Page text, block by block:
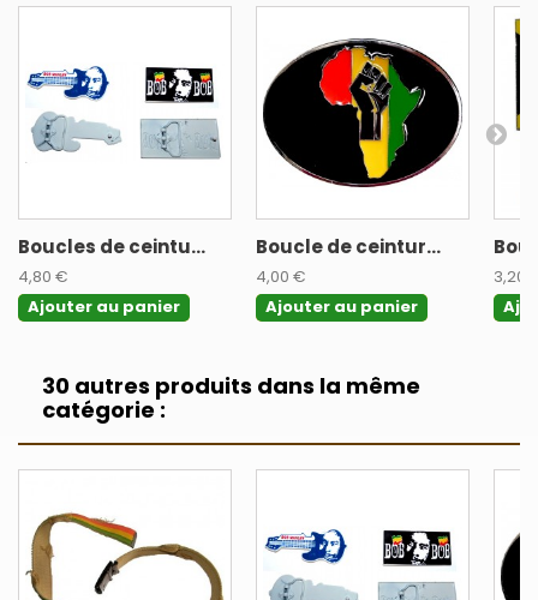
Boucles de ceintu...
4,80 €
Ajouter au panier
Boucle de ceintur...
4,00 €
Ajouter au panier
3,20
30 autres produits dans la même
catégorie :